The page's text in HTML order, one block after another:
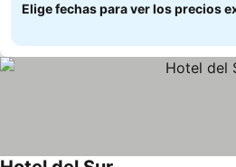
Elige fechas para ver los precios